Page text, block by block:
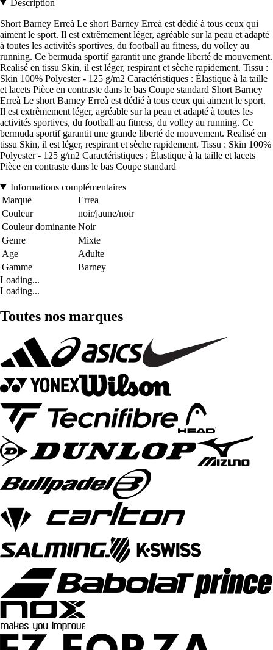
Description
Short Barney Erreà Le short Barney Erreà est dédié à tous ceux qui
aiment le sport. Il est extrêmement léger, agréable sur la peau et adapté
à toutes les activités sportives, du football au fitness, du volley au
running. Ce bermuda sportif garantit une grande liberté de mouvement.
Realisé en tissu Skin, il est léger, respirant et sèche rapidement. Tissu :
Skin 100% Polyester - 125 g/m2 Caractéristiques : Élastique à la taille
et lacets Pièce en contraste dans le bas Coupe standard Short Barney
Erreà Le short Barney Erreà est dédié à tous ceux qui aiment le sport.
Il est extrêmement léger, agréable sur la peau et adapté à toutes les
activités sportives, du football au fitness, du volley au running. Ce
bermuda sportif garantit une grande liberté de mouvement. Realisé en
tissu Skin, il est léger, respirant et sèche rapidement. Tissu : Skin 100%
Polyester - 125 g/m2 Caractéristiques : Élastique à la taille et lacets
Pièce en contraste dans le bas Coupe standard
Informations complémentaires
Marque
Errea
Couleur
noir/jaune/noir
Couleur dominante Noir
Genre
Mixte
Age
Adulte
Gamme
Barney
Loading...
Loading...
Toutes nos marques